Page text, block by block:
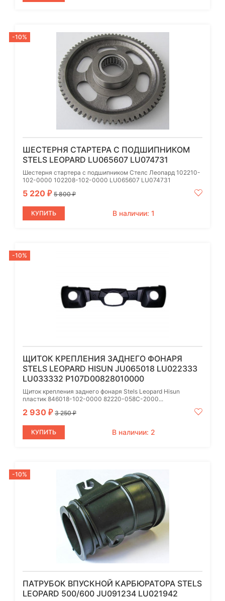
-10%
ШЕСТЕРНЯ СТАРТЕРА С ПОДШИПНИКОМ
STELS LEOPARD LU065607 LU074731
Шестерня стартера с подшипником Стелс Леопард 102210-
102-0000 102208-102-0000 LU065607 LU074731
5 220 ₽ 5 800₽
КУПИТЬ В наличии: 1
-10%
ЩИТОК КРЕПЛЕНИЯ ЗАДНЕГО ФОНАРЯ
STELS LEOPARD HISUN JU065018 LU022333
LU033332 P107D00828010000
Щиток крепления заднего фонаря Stels Leopard Hisun
пластик 846018-102-0000 82220-058C-2000...
2 930 ₽ 3 250₽
КУПИТЬ В наличии: 2
-10%
ПАТРУБОК ВПУСКНОЙ КАРБЮРАТОРА STELS
LEOPARD 500/600 JU091234 LU021942